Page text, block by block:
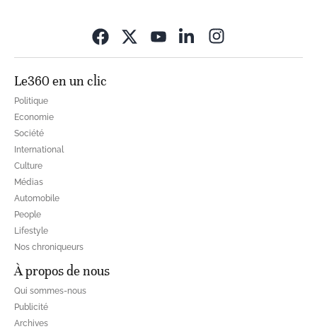
Le360 en un clic
Politique
Economie
Société
International
Culture
Médias
Automobile
People
Lifestyle
Nos chroniqueurs
À propos de nous
Qui sommes-nous
Publicité
Archives